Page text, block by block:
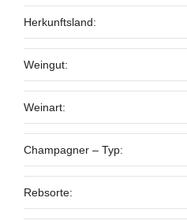
Herkunftsland:
Weingut:
Weinart:
Champagner – Typ:
Rebsorte: